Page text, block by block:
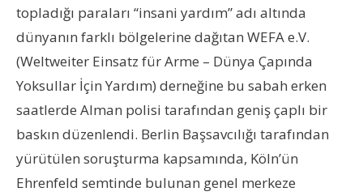
topladığı paraları “insani yardım” adı altında
dünyanın farklı bölgelerine dağıtan WEFA e.V.
(Weltweiter Einsatz für Arme – Dünya Çapında
Yoksullar İçin Yardım) derneğine bu sabah erken
saatlerde Alman polisi tarafından geniş çaplı bir
baskın düzenlendi. Berlin Başsavcılığı tarafından
yürütülen soruşturma kapsamında, Köln’ün
Ehrenfeld semtinde bulunan genel merkeze